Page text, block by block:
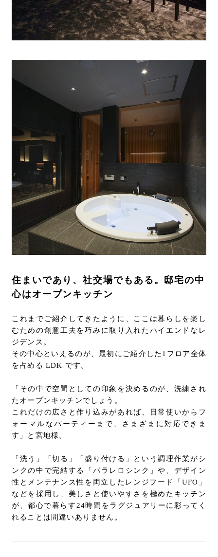
住まいであり、社交場でもある。邸宅の中
心はオープンキッチン
これまでご紹介してきたように、ここは暮らしを楽し
むための創意工夫を巧みに取り入れたハイエンドなレ
ジデンス。
その中心といえるのが、最初にご紹介した1フロア全体
を占める LDK です。
「その中で空間としての印象を決めるのが、洗練され
たオープンキッチンでしょう。
これだけの広さと作り込みがあれば、日常使いからフ
ォーマルなパーティーまで、さまざまに対応できま
す」と宮地様。
「洗う」「切る」「盛り付ける」という調理作業がシ
ンクの中で完結する「パラレロシンク」や、デザイン
性とメンテナンス性を両立したレンジフード「UFO」
などを採用し、美しさと使いやすさを極めたキッチン
が、都心で暮らす24時間をラグジュアリーに彩ってく
れることは間違いありません。